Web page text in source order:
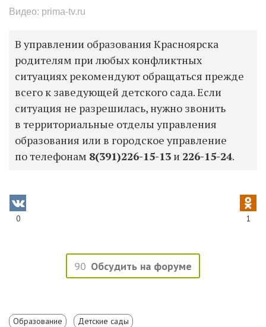
Видео: prima-tv.ru
В управлении образования Красноярска
родителям при любых конфликтных
ситуациях рекомендуют обращаться прежде
всего к заведующей детского сада. Если
ситуация не разрешилась, нужно звонить
в территориальные отделы управления
образования или в городское управление
по телефонам 8(391)226-15-13 и 226-15-24.
0 1
90 Обсудить на форуме
Образование Детские сады